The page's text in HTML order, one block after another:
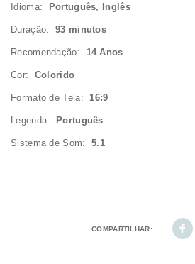
Idioma: Português, Inglês
Duração: 93 minutos
Recomendação: 14 Anos
Cor: Colorido
Formato de Tela: 16:9
Legenda: Português
Sistema de Som:5.1
COMPARTILHAR: